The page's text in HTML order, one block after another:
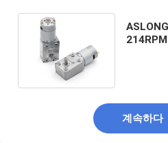
계속하다